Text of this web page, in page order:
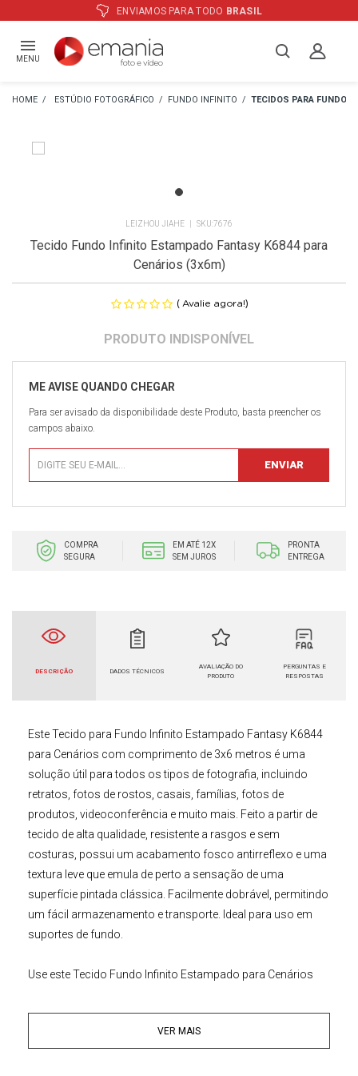
ATÉ
MENU
ESTÚDIO FOTOGRÁFICO FUNDO INFINITO TECIDOS PARA FUNDO
LEIZHOU JIAHE 7676
Tecido Fundo Infinito Estampado Fantasy K6844 para
Cenários (3x6m)
( Avalie agora!)
Para ser avisado da disponibilidade deste Produto, basta preencher os
campos abaixo.
COMPRA
SEGURA
EM ATÉ 12X
SEM JUROS
PRONTA
ENTREGA
DESCRIÇÃO DADOS TÉCNICOS
AVALIAÇÃO DO
PRODUTO
PERGUNTAS E
RESPOSTAS
EsteTecido para Fundo Infinito Estampado Fantasy K6844
para Cenários com comprimento de 3x6 metros é uma
solução útil para todos os tipos de fotografia, incluindo
retratos, fotos de rostos, casais, famílias, fotos de
produtos, videoconferência e muito mais. Feito a partir de
tecido de alta qualidade, resistente a rasgos e sem
costuras, possui um acabamento fosco antirreflexo e uma
textura leve que emula de perto a sensação de uma
superfície pintada clássica. Facilmente dobrável, permitindo
um fácil armazenamento e transporte. Ideal para uso em
suportes de fundo.
Use esteTecido Fundo Infinito Estampado para Cenários
para dar fundos digitais à sua imagem, criando horizontes
e cenas incríveis para o seu vídeo, tornando-o profissional e
VER MAIS